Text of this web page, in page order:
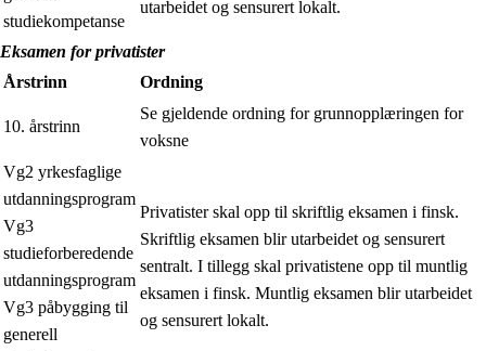
studiekompetanse
utarbeidet og sensurert lokalt.
Eksamen for privatister
Årstrinn
Ordning
10. årstrinn
Se gjeldende ordning for grunnopplæringen for
voksne
Vg2 yrkesfaglige
utdanningsprogram
Vg3
studieforberedende
utdanningsprogram
Vg3 påbygging til
generell
Privatister skal opp til skriftlig eksamen i finsk.
Skriftlig eksamen blir utarbeidet og sensurert
sentralt. I tillegg skal privatistene opp til muntlig
eksamen i finsk. Muntlig eksamen blir utarbeidet
og sensurert lokalt.